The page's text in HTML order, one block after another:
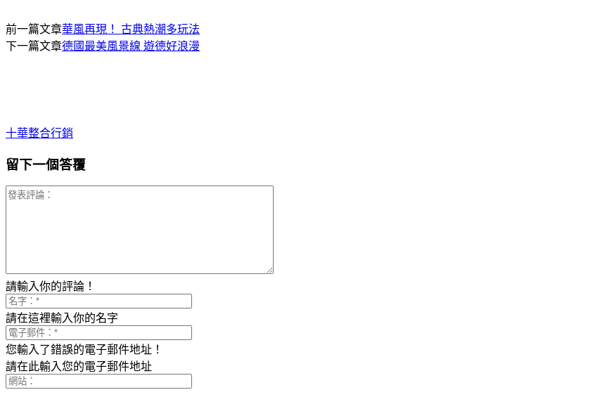
前一篇文章華風再現！ 古典熱潮多玩法
下一篇文章德國最美風景線 遊德好浪漫
十華整合行銷
留下一個答覆
請輸入你的評論！
請在這裡輸入你的名字
您輸入了錯誤的電子郵件地址！
請在此輸入您的電子郵件地址